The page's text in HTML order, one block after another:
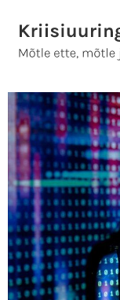
content